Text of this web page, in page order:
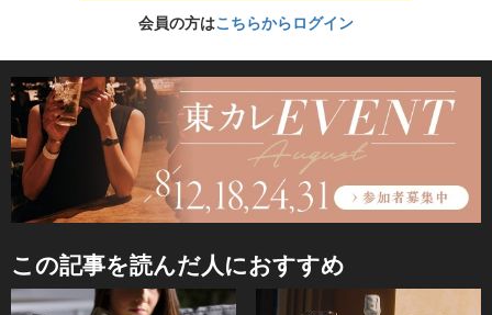
会員の方はこちらからログイン
この記事を読んだ人におすすめ